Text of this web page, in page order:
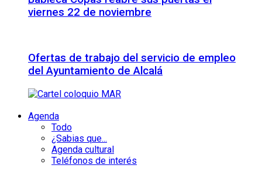
viernes 22 de noviembre
Ofertas de trabajo del servicio de empleo
del Ayuntamiento de Alcalá
Agenda
Todo
¿Sabias que...
Agenda cultural
Teléfonos de interés